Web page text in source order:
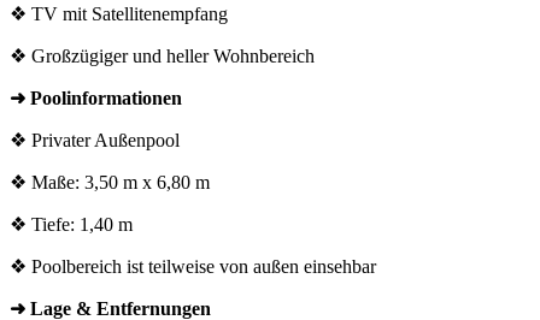
❖ TV mit Satellitenempfang
❖ Großzügiger und heller Wohnbereich
➜ Poolinformationen
❖ Privater Außenpool
❖ Maße: 3,50 m x 6,80 m
❖ Tiefe: 1,40 m
❖ Poolbereich ist teilweise von außen einsehbar
➜ Lage & Entfernungen